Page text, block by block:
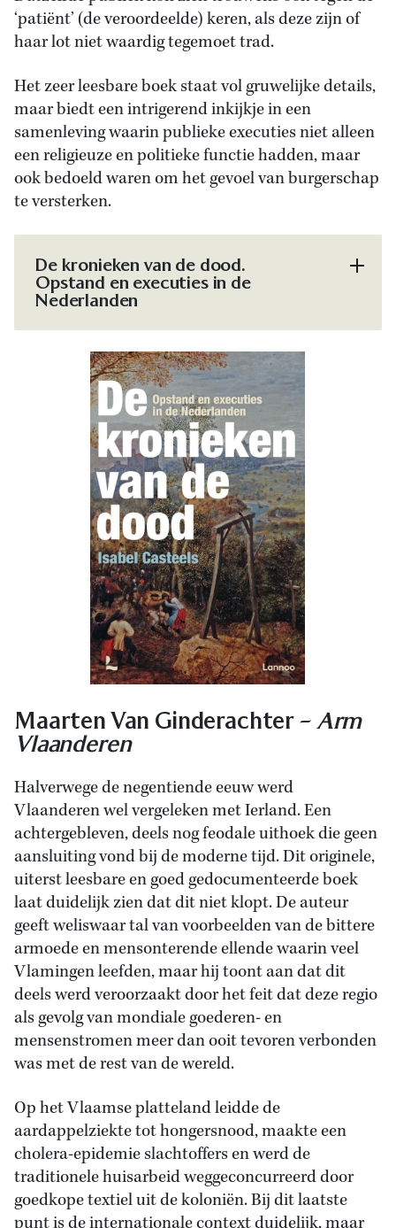
‘patiënt’ (de veroordeelde) keren, als deze zijn of
haar lot niet waardig tegemoet trad.
Het zeer leesbare boek staat vol gruwelijke details,
maar biedt een intrigerend inkijkje in een
samenleving waarin publieke executies niet alleen
een religieuze en politieke functie hadden, maar
ook bedoeld waren om het gevoel van burgerschap
te versterken.
De kronieken van de dood.
Opstand en executies in de
Nederlanden
Maarten Van Ginderachter – Arm
Vlaanderen
Halverwege de negentiende eeuw werd
Vlaanderen wel vergeleken met Ierland. Een
achtergebleven, deels nog feodale uithoek die geen
aansluiting vond bij de moderne tijd. Dit originele,
uiterst leesbare en goed gedocumenteerde boek
laat duidelijk zien dat dit niet klopt. De auteur
geeft weliswaar tal van voorbeelden van de bittere
armoede en mensonterende ellende waarin veel
Vlamingen leefden, maar hij toont aan dat dit
deels werd veroorzaakt door het feit dat deze regio
als gevolg van mondiale goederen- en
mensenstromen meer dan ooit tevoren verbonden
was met de rest van de wereld.
Op het Vlaamse platteland leidde de
aardappelziekte tot hongersnood, maakte een
cholera-epidemie slachtoffers en werd de
traditionele huisarbeid weggeconcurreerd door
goedkope textiel uit de koloniën. Bij dit laatste